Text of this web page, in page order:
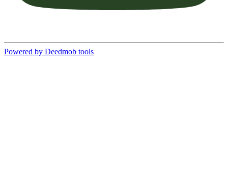
Powered by Deedmob tools